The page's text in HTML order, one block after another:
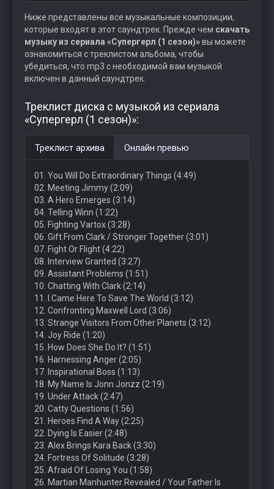
Ниже представлены все музыкальные композиции,
которые входят в этот саундтрек. Прежде чем скачать
музыку из сериала «Супергерл (1 сезон)»вы можете
ознакомиться с треклистом альбома, чтобы
убедиться, что mp3 с необходимой вам музыкой
включен в данный саундтрек.
Треклист диска с музыкой из сериала
«Супергерл (1 сезон)»:
Треклист архива Онлайн превью
01. You Will Do Extraordinary Things (4:49)
02. Meeting Jimmy (2:09)
03. A Hero Emerges (3:14)
04. Telling Winn (1:22)
05. Fighting Vartox (3:28)
06. Gift From Clark / Stronger Together (3:01)
07. Fight Or Flight (4:22)
08. Interview Granted (3:27)
09. Assistant Problems (1:51)
10. Chatting With Clark (2:14)
11. I Came Here To Save The World (3:12)
12. Confronting Maxwell Lord (3:06)
13. Strange Visitors From Other Planets (3:12)
14. Joy Ride (1:20)
15. How Does She Do It? (1:51)
16. Harnessing Anger (2:05)
17. Inspirational Boss (1:13)
18. My Name Is Jonn Jonzz (2:19)
19. Under Attack (2:47)
20. Catty Questions (1:56)
21. Heroes Find A Way (2:25)
22. Dying Is Easier (2:48)
23. Alex Brings Kara Back (3:30)
24. Fortress Of Solitude (3:28)
25. Afraid Of Losing You (1:58)
26. Martian Manhunter Revealed / Your Father Is